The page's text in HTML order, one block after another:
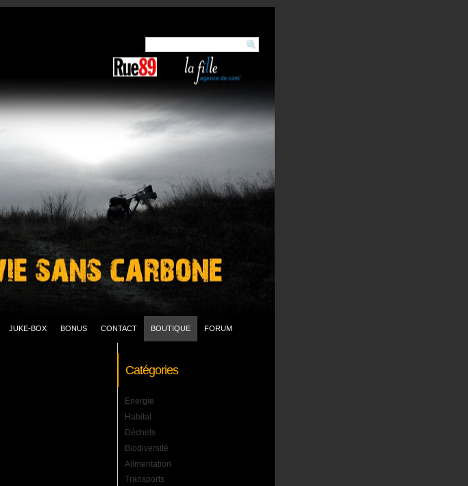
JUKE-BOX BONUS CONTACT BOUTIQUE FORUM
Catégories
Energie
Habitat
Déchets
Biodiversité
Alimentation
Transports